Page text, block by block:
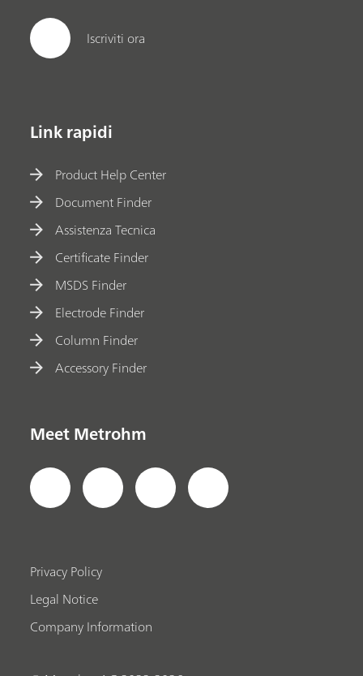
Iscriviti ora
Link rapidi
Product Help Center
Document Finder
Assistenza Tecnica
Certificate Finder
MSDS Finder
Electrode Finder
Column Finder
Accessory Finder
Meet Metrohm
Privacy Policy
Legal Notice
Company Information